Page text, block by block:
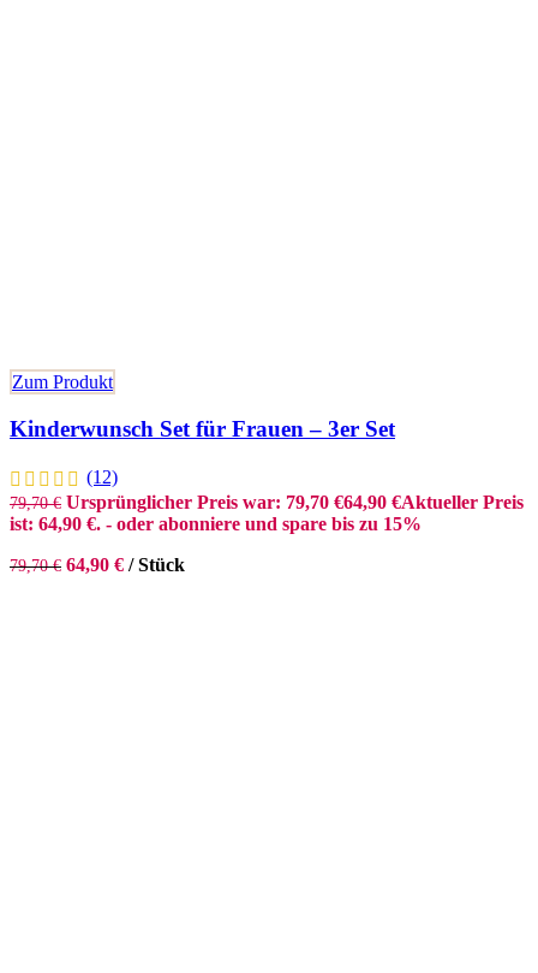
Zum Produkt
Kinderwunsch Set für Frauen – 3er Set
(12)
79,70€ Ursprünglicher Preis war: 79,70 €64,90 €Aktueller Preis
ist: 64,90 €. - oder abonniere und spare bis zu 15%
79,70€ 64,90 € /Stück